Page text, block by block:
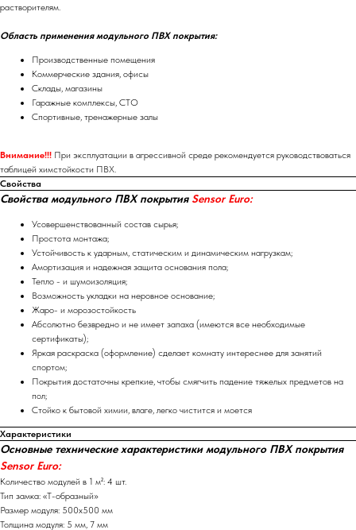
растворителям.
Область применения модульного ПВХ покрытия:
Производственные помещения
Коммерческие здания, офисы
Склады, магазины
Гаражные комплексы, СТО
Спортивные, тренажерные залы
Внимание!!! При эксплуатации в агрессивной среде рекомендуется руководствоваться
таблицей химстойкости ПВХ.
Свойства
Свойства модульного ПВХ покрытия Sensor Euro:
Усовершенствованный состав сырья;
Простота монтажа;
Устойчивость к ударным, статическим и динамическим нагрузкам;
Амортизация и надежная защита основания пола;
Тепло - и шумоизоляция;
Возможность укладки на неровное основание;
Жаро- и морозостойкость
Абсолютно безвредно и не имеет запаха (имеются все необходимые
сертификаты);
Яркая раскраска (оформление) сделает комнату интереснее для занятий
спортом;
Покрытия достаточны крепкие, чтобы смягчить падение тяжелых предметов на
пол;
Стойко к бытовой химии, влаге, легко чистится и моется
Характеристики
Основные технические характеристики модульного ПВХ покрытия
Sensor Euro:
Количество модулей в 1 м²: 4 шт.
Тип замка: «Т-образный»
Размер модуля: 500х500 мм
Толщина модуля: 5 мм, 7 мм